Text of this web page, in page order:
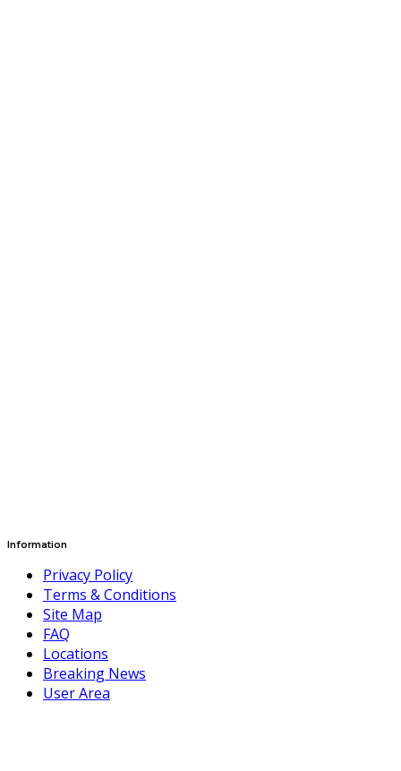
Information
Privacy Policy
Terms & Conditions
Site Map
FAQ
Locations
Breaking News
User Area